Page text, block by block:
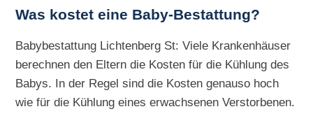
Was kostet eine Baby-Bestattung?
Babybestattung Lichtenberg St: Viele Krankenhäuser
berechnen den Eltern die Kosten für die Kühlung des
Babys. In der Regel sind die Kosten genauso hoch
wie für die Kühlung eines erwachsenen Verstorbenen.